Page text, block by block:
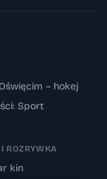
– hokej
Sport
ROZRYWKA
kin